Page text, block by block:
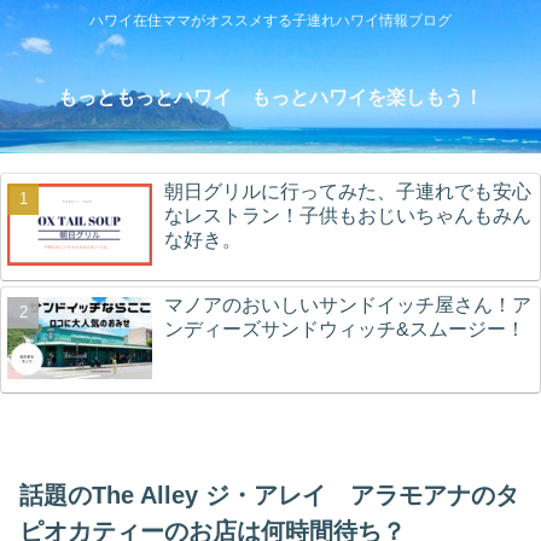
ハワイ在住ママがオススメする子連れハワイ情報ブログ
もっともっとハワイ もっとハワイを楽しもう！
朝日グリルに行ってみた、子連れでも安心
なレストラン！子供もおじいちゃんもみん
な好き。
マノアのおいしいサンドイッチ屋さん！ア
ンディーズサンドウィッチ&スムージー！
話題のThe Alley ジ・アレイ アラモアナのタ
ピオカティーのお店は何時間待ち？